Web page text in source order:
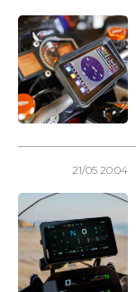
21/05 20:04